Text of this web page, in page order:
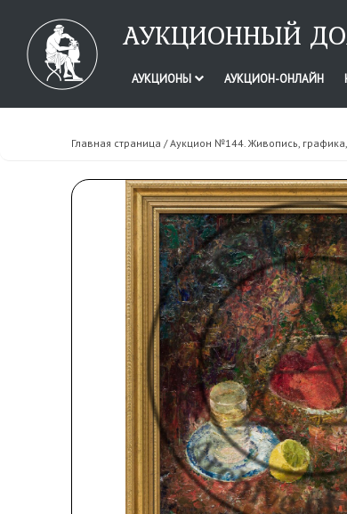
АУКЦИОННЫЙ
АУКЦИОНЫ АУКЦИОН-ОНЛАЙН
Главная страница /Аукцион №144. Живопись,